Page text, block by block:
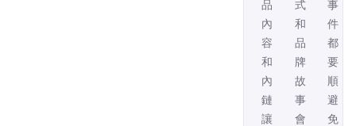
品
內
容
和
內
鏈，
讓
式
和
品
牌
故
事，
會
事
件
都
要
順，
避
免